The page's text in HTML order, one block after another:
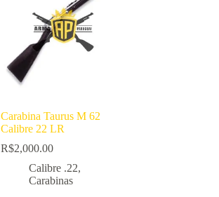
Carabina Taurus M 62
Calibre 22 LR
R$2,000.00
Calibre .22,
Carabinas